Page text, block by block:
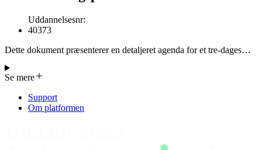
Uddannelsesnr:
40373
Dette dokument præsenterer en detaljeret agenda for et tre-dages
Agendaen er opbygget i 57 sektioner, hver med en kort beskrivelse,
tidsramme og indhold. Hovedtemaerne gentages i løbet af
programmet, herunder motivation, coaching, refleksion og feedback,
og hvert modul er tydeligt struktureret. Programmet er opdelt i tre
dage med start- og sluttider, planlagte pauser og et afsluttende
Se mere
Support
Om platformen